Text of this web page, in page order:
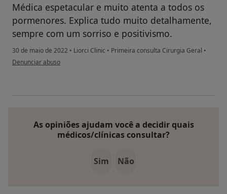
Médica espetacular e muito atenta a todos os
pormenores. Explica tudo muito detalhamente,
sempre com um sorriso e positivismo.
30 de maio de 2022 • Liorci Clinic • Primeira consulta Cirurgia Geral •
na opinião do utilizador EC
Denunciar abuso
As opiniões ajudam você a decidir quais
médicos/clínicas consultar?
Sim Não